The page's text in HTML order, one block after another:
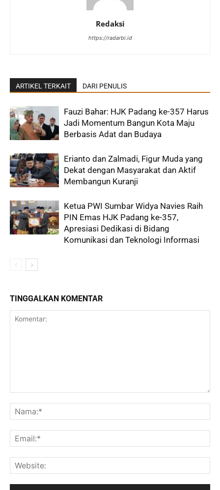
Redaksi
https://radarbi.id
ARTIKEL TERKAIT DARI PENULIS
Fauzi Bahar: HJK Padang ke-357 Harus
Jadi Momentum Bangun Kota Maju
Berbasis Adat dan Budaya
Erianto dan Zalmadi, Figur Muda yang
Dekat dengan Masyarakat dan Aktif
Membangun Kuranji
Ketua PWI Sumbar Widya Navies Raih
PIN Emas HJK Padang ke-357,
Apresiasi Dedikasi di Bidang
Komunikasi dan Teknologi Informasi
TINGGALKAN KOMENTAR